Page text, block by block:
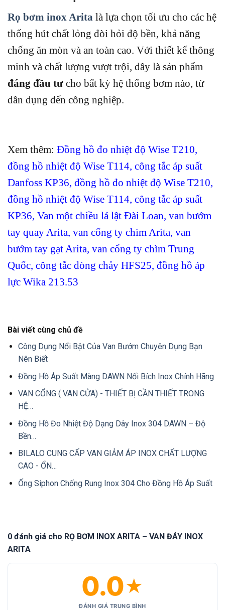
Rọ bơm inox Arita là lựa chọn tối ưu cho các hệ
thống hút chất lỏng đòi hỏi độ bền, khả năng
chống ăn mòn và an toàn cao. Với thiết kế thông
minh và chất lượng vượt trội, đây là sản phẩm
đáng đầu tư cho bất kỳ hệ thống bơm nào, từ
dân dụng đến công nghiệp.
Xem thêm: Đồng hồ đo nhiệt độ Wise T210,
đồng hồ nhiệt độ Wise T114, công tắc áp suất
Danfoss KP36, đồng hồ đo nhiệt độ Wise T210,
đồng hồ nhiệt độ Wise T114, công tắc áp suất
KP36, Van một chiều lá lật Đài Loan, van bướm
tay quay Arita, van cổng ty chìm Arita, van
bướm tay gạt Arita, van cổng ty chìm Trung
Quốc, công tắc dòng chảy HFS25, đồng hồ áp
lực Wika 213.53
Bài viết cùng chủ đề
Công Dụng Nổi Bật Của Van Bướm Chuyên Dụng Bạn
Nên Biết
Đồng Hồ Áp Suất Màng DAWN Nối Bích Inox Chính Hãng
VAN CỔNG ( VAN CỬA) - THIẾT BỊ CẦN THIẾT TRONG
HỆ…
Đồng Hồ Đo Nhiệt Độ Dạng Dây Inox 304 DAWN – Độ
Bền…
BILALO CUNG CẤP VAN GIẢM ÁP INOX CHẤT LƯỢNG
CAO - ỔN…
Ống Siphon Chống Rung Inox 304 Cho Đồng Hồ Áp Suất
0 đánh giá cho RỌ BƠM INOX ARITA – VAN ĐÁY INOX
ARITA
0.0★
ĐÁNH GIÁ TRUNG BÌNH